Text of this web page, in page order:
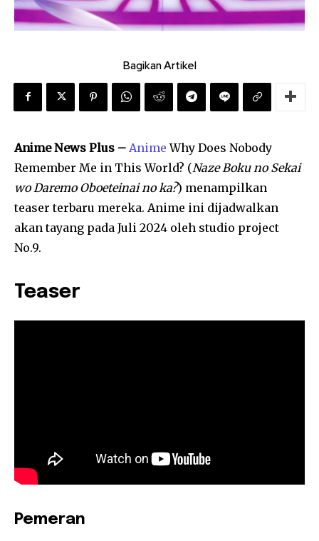
Bagikan Artikel
Anime News Plus – Anime Why Does Nobody
Remember Me in This World? (Naze Boku no Sekai
wo Daremo Oboeteinai no ka?) menampilkan
teaser terbaru mereka. Anime ini dijadwalkan
akan tayang pada Juli 2024 oleh studio project
No.9.
Teaser
Pemeran